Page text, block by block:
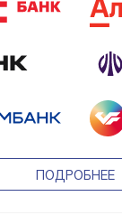
ПОДРОБНЕЕ